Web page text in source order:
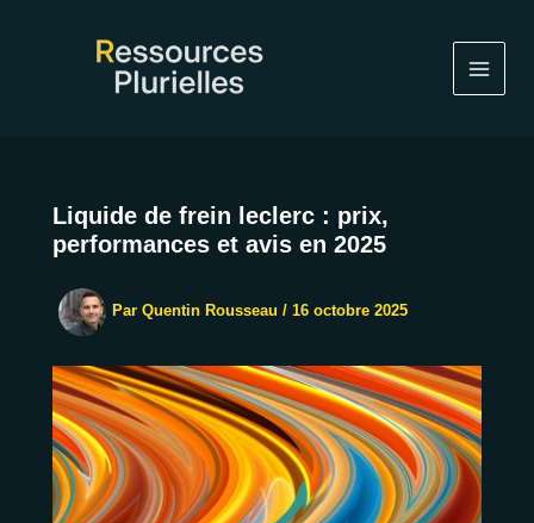
Liquide de frein leclerc : prix,
performances et avis en 2025
Par Quentin Rousseau / 16 octobre 2025